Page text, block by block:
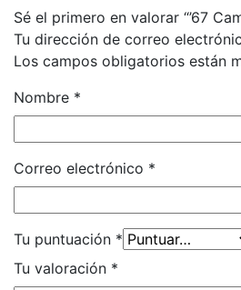
Sé el primero en valorar “’67
Tu dirección de correo
Los campos obligatorios están
Nombre *
Correo electrónico *
Tu puntuación *
Tu valoración *